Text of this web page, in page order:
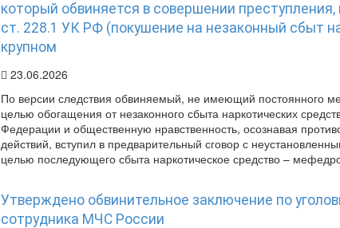
который обвиняется в совершении преступления,
ст. 228.1 УК РФ (покушение на незаконный сбыт
крупном
23.06.2026
По версии следствия обвиняемый, не имеющий постоянного
целью обогащения от незаконного сбыта наркотических
Федерации и общественную нравственность, осознавая
действий, вступил в предварительный сговор с
целью последующего сбыта наркотическое средство –
Утверждено обвинительное заключение по
сотрудника МЧС России